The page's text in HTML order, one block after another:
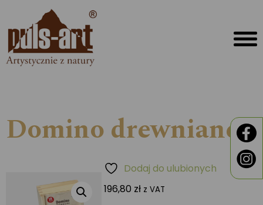
Domino drewniane I
196,80 zł z VAT
Dodaj do ulubionych